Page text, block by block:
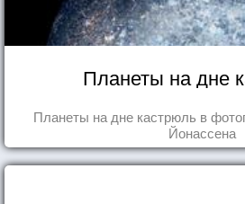
Планеты на дне
Планеты на дне кастрюль в
Йонассена